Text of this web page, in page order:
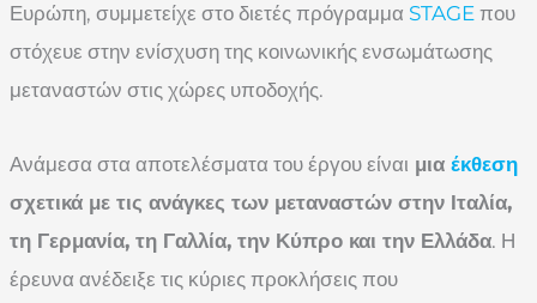
Ευρώπη, συμμετείχε στο διετές πρόγραμμα STAGE που
στόχευε στην ενίσχυση της κοινωνικής ενσωμάτωσης
μεταναστών στις χώρες υποδοχής.
Ανάμεσα στα αποτελέσματα του έργου είναι μια έκθεση
σχετικά με τις ανάγκες των μεταναστών στην Ιταλία,
τη Γερμανία, τη Γαλλία, την Κύπρο και την Ελλάδα. Η
έρευνα ανέδειξε τις κύριες προκλήσεις που